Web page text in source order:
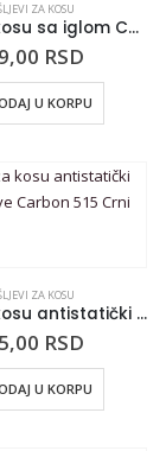
ZA KOSU
Češalj za kosu sa iglom COMAIR Blue Profi Line 511
RSD
U KORPU
ZA KOSU
Češalj za kosu antistatički KIEPE Active Carbon 515 Crni
RSD
U KORPU